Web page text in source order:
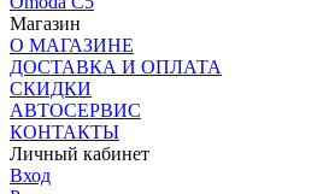
Магазин
О МАГАЗИНЕ
ДОСТАВКА И ОПЛАТА
СКИДКИ
АВТОСЕРВИС
КОНТАКТЫ
Личный кабинет
Вход